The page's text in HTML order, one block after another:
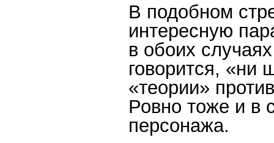
В подобном
интересную
в обоих
говорится, «ни
«теории»
Ровно тоже и в
персонажа.